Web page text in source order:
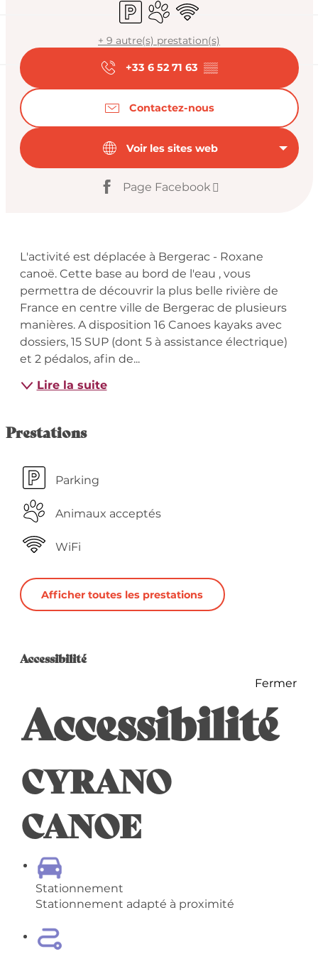
ParkingAnimaux acceptés
WiFi
+ 9 autre(s) prestation(s)
+33 6 52 71 63 ▒▒
Contactez-nous
Voir les sites web
Page Facebook
Description
L'activité est déplacée à Bergerac - Roxane
canoë. Cette base au bord de l'eau , vous
permettra de découvrir la plus belle rivière de
France en centre ville de Bergerac de plusieurs
manières. A disposition 16 Canoes kayaks avec
dossiers, 15 SUP (dont 5 à assistance électrique)
et 2 pédalos, afin de...
Lire la suite
Prestations
Parking
Animaux acceptés
WiFi
Afficher toutes les prestations
Offres de
Accessibilité
Accessibilité
Fermer
Accessibilité
CYRANO
CANOE
Stationnement
Stationnement adapté à proximité